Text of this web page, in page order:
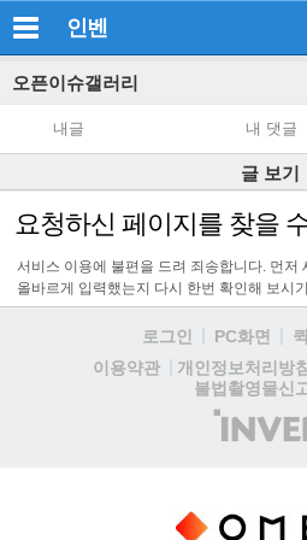
인벤
오픈이슈갤러리
내글 내 댓글
글 보기
요청하신 페이지를 찾을
서비스 이용에 불편을 드려 죄송합니다. 먼저
올바르게 입력했는지 다시 한번 확인해 보시
로그인 PC화면
이용약관
개인정보처리방침
불법촬영물신
(주)
인